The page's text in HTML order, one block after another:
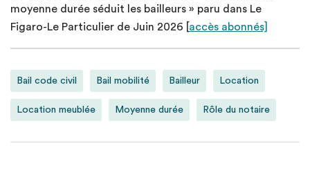
moyenne durée séduit les bailleurs » paru dans Le
Figaro-Le Particulier de Juin 2026 [ accès abonnés]
Bail code civil Bail mobilité Bailleur Location
Location meublée Moyenne durée Rôle du notaire